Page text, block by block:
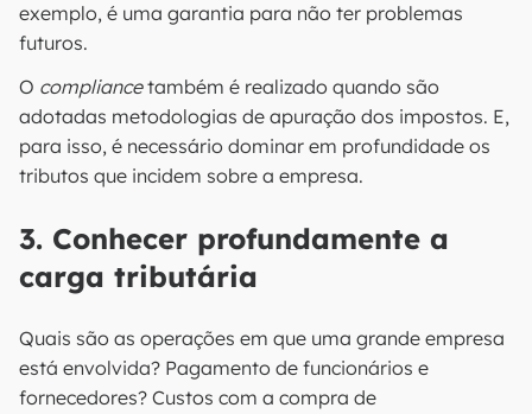
exemplo, é uma garantia para não ter problemas
futuros.
O compliancetambém é realizado quando são
adotadas metodologias de apuração dos impostos. E,
para isso, é necessário dominar em profundidade os
tributos que incidem sobre a empresa.
3. Conhecer profundamente a
carga tributária
Quais são as operações em que uma grande empresa
está envolvida? Pagamento de funcionários e
fornecedores? Custos com a compra de